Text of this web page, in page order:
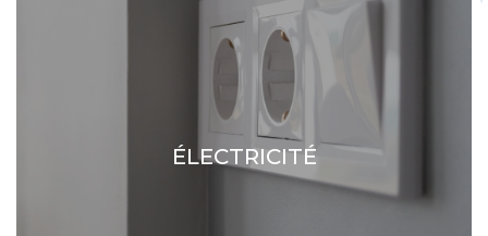
ÉLECTRICITÉ